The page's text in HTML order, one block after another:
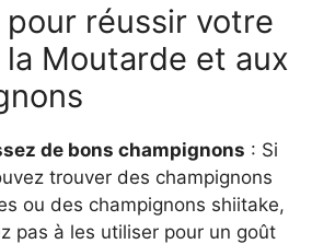
réussir votre
la Moutarde et aux
de bons champignons : Si
trouver des champignons
ou des champignons shiitake,
pas à les utiliser pour un goût